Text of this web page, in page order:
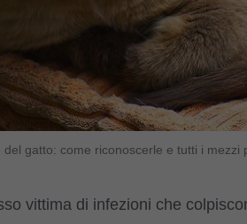
del gatto: come riconoscerle e tutti i mezzi
vittima di infezioni che